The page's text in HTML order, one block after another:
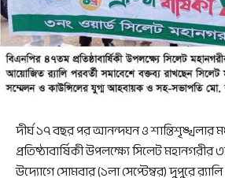
দীর্ঘ ১৭ বছর পর আনন্দঘন ও শান্তিশৃঙ্খলার
প্রতিষ্ঠাবার্ষিকী উপলক্ষ্যে সিলেট মহানগরীর
উদ্যোগে সোমবার (১লা সেপ্টেম্বর) দুপুরে